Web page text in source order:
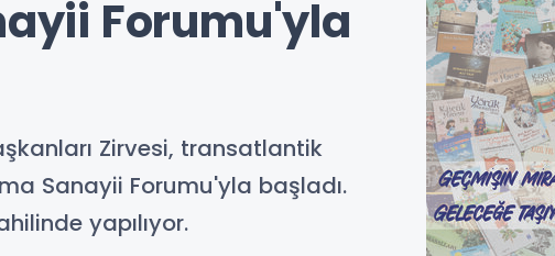
Forumu'yla
Zirvesi, transatlantik
Sanayii Forumu'yla başladı.
yapılıyor.